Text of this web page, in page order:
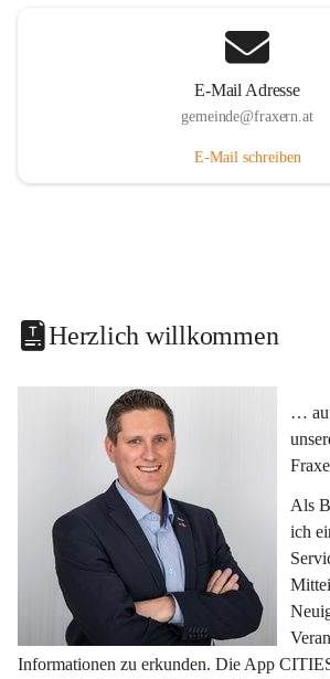
E-Mail Adresse
gemeinde@fraxern.at
E-Mail schreiben
Herzlich willkommen
…
Als
ich
Informationen zu erkunden. Die App